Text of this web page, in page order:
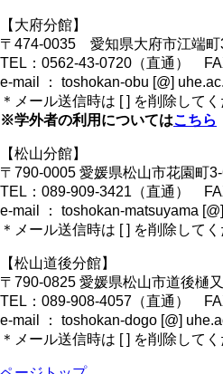
【大府分館】
〒474-0035 愛知県大府市江端町
TEL：0562-43-0720（直通）
e-mail ： toshokan-obu [@]
＊メール送信時は [ ] を削除して
※学外者の利用についてはこちら
【松山分館】
〒790-0005 愛媛県松山市花園町
TEL：089-909-3421（直通）
e-mail ： toshokan-matsuyama
＊メール送信時は [ ] を削除して
【松山道後分館】
〒790-0825 愛媛県松山市道後樋
TEL：089-908-4057（直通）
e-mail ： toshokan-dogo [@]
＊メール送信時は [ ] を削除して